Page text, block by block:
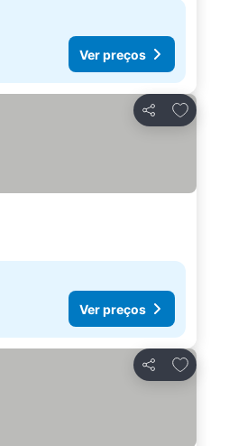
Ver preços
Partilhar
Adicionar
Ver preços
Partilhar
Adicionar